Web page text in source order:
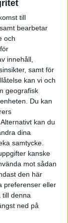
till
bearbetar
och
innehåll,
samt för
kan vi och
geografisk
Du kan
kan du
dina
samtycke.
kanske
mot sådan
den här
preferenser eller
till denna
ned på
0
1 2-3
2 2-6
Uppdaterad 2026-06-28 06:12
O F +/-
1 0 7-3